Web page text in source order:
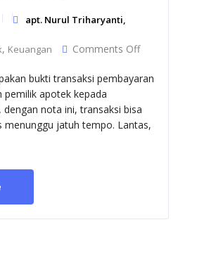
apt. Nurul Triharyanti,
, Keuangan Comments Offon
Nota
Kontan
dan
Cara
bukti transaksi pembayaran
pemilik apotek kepada
dengan nota ini, transaksi bisa
menunggu jatuh tempo. Lantas,